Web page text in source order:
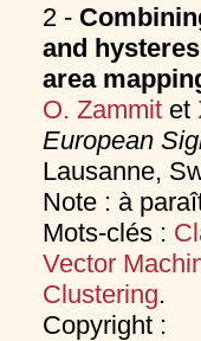
2 -
and
area
O. Zammitet
European
Lausanne,
Note : à
Mots-clés :
Vector
Clustering.
Copyright :